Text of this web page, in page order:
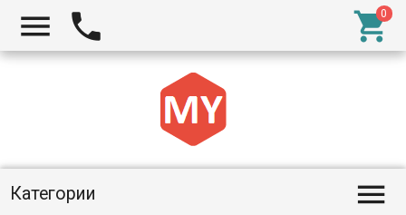
  
Категории 